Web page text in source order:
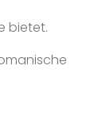
bietet.